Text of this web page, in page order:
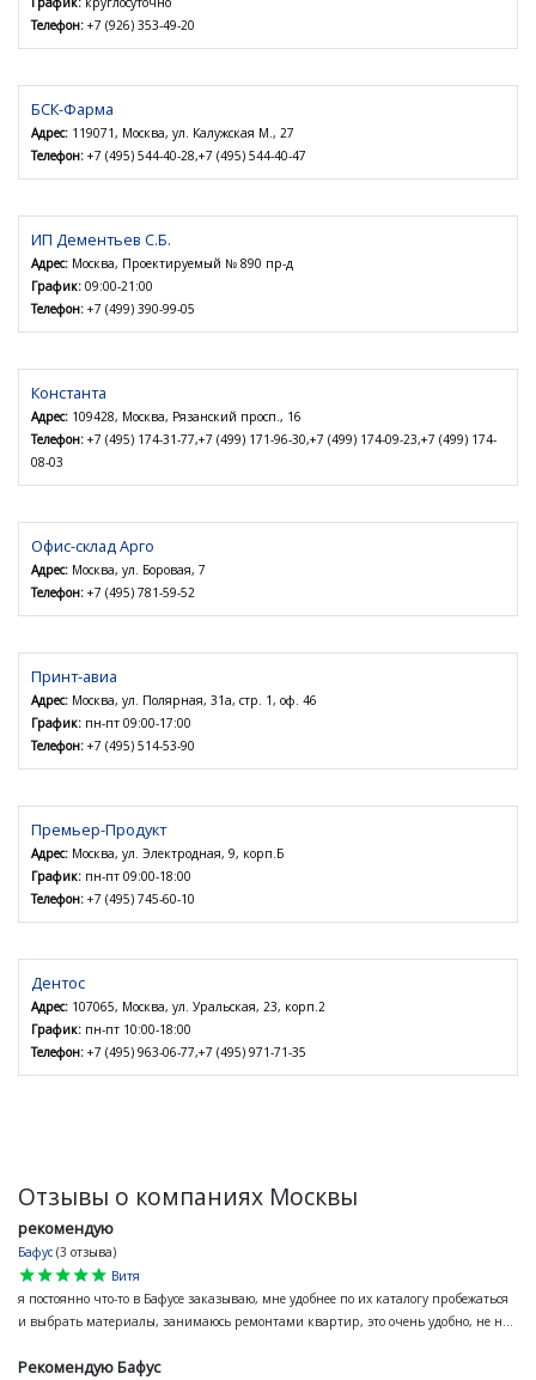
Телефон: +7 (926) 353-49-20
БСК-Фарма
Адрес: 119071, Москва, ул. Калужская М., 27
Телефон: +7 (495) 544-40-28,+7 (495) 544-40-47
ИП Дементьев С.Б.
Адрес: Москва, Проектируемый № 890 пр-д
График: 09:00-21:00
Телефон: +7 (499) 390-99-05
Константа
Адрес: 109428, Москва, Рязанский просп., 16
Телефон: +7 (495) 174-31-77,+7 (499) 171-96-30,+7 (499) 174-09-23,+7 (499) 174-
08-03
Офис-склад Арго
Адрес: Москва, ул. Боровая, 7
Телефон: +7 (495) 781-59-52
Принт-авиа
Адрес: Москва, ул. Полярная, 31а, стр. 1, оф. 46
График: пн-пт 09:00-17:00
Телефон: +7 (495) 514-53-90
Премьер-Продукт
Адрес: Москва, ул. Электродная, 9, корп.Б
График: пн-пт 09:00-18:00
Телефон: +7 (495) 745-60-10
Дентос
Адрес: 107065, Москва, ул. Уральская, 23, корп.2
График: пн-пт 10:00-18:00
Телефон: +7 (495) 963-06-77,+7 (495) 971-71-35
Отзывы о компаниях Москвы
рекомендую
Бафус (3 отзыва)
star
star
star
star
star
Витя
я постоянно что-то в Бафусе заказываю, мне удобнее по их каталогу пробежаться
и выбрать материалы, занимаюсь ремонтами квартир, это очень удобно, не н...
Рекомендую Бафус